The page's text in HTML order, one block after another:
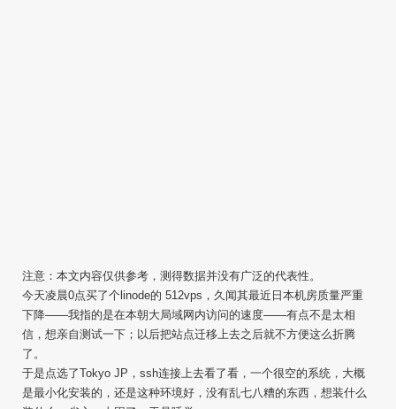
注意：本文内容仅供参考，测得数据并没有广泛的代表性。
今天凌晨0点买了个linode的 512vps，久闻其最近日本机房质量严重
下降——我指的是在本朝大局域网内访问的速度——有点不是太相
信，想亲自测试一下；以后把站点迁移上去之后就不方便这么折腾
了。
于是点选了Tokyo JP，ssh连接上去看了看，一个很空的系统，大概
是最小化安装的，还是这种环境好，没有乱七八糟的东西，想装什么